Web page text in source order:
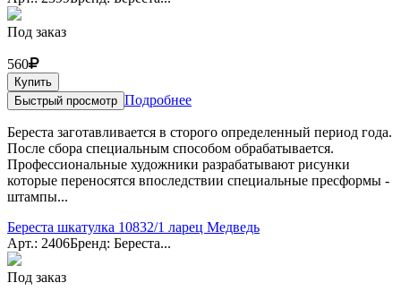
Под заказ
560
Купить
Быстрый просмотр Подробнее
Береста заготавливается в сторого определенный период года.
После сбора специальным способом обрабатывается.
Профессиональные художники разрабатывают рисунки
которые переносятся впоследствии специальные пресформы -
штампы...
Береста шкатулка 10832/1 ларец Медведь
Арт.: 2406Бренд: Береста...
Под заказ